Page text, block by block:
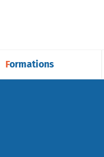
Formations